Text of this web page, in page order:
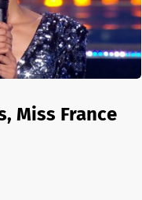
Miss France